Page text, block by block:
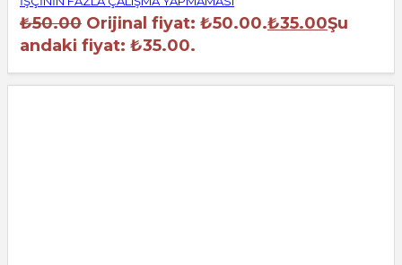
₺50.00 Orijinal fiyat: ₺50.00.₺35.00Şu
andaki fiyat: ₺35.00.